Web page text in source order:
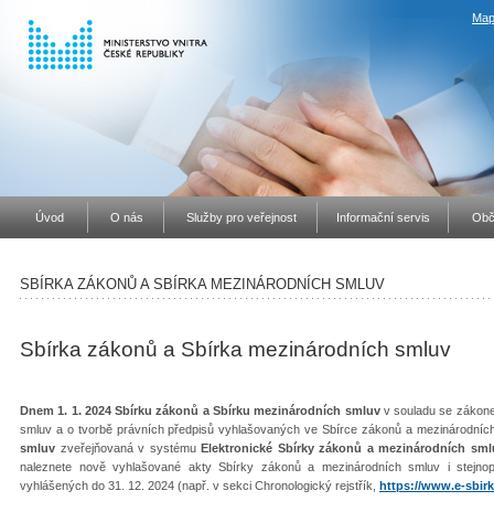
Úvod O nás Služby pro veřejnost Informační servis
SBÍRKA ZÁKONŮ A SBÍRKA MEZINÁRODNÍCH SMLUV
Sbírka zákonů a Sbírka mezinárodních smluv
Dnem 1. 1. 2024 Sbírku zákonů a Sbírku mezinárodních smluvv souladu se
smluv a o tvorbě právních předpisů vyhlašovaných ve Sbírce zákonů a
smluv zveřejňovaná v systémuElektronické Sbírky zákonů a mezinárodních
naleznete nově vyhlašované akty Sbírky zákonů a mezinárodních smluv i
vyhlášených do 31. 12. 2024 (např. v sekci Chronologický rejstřík, https://www.e-